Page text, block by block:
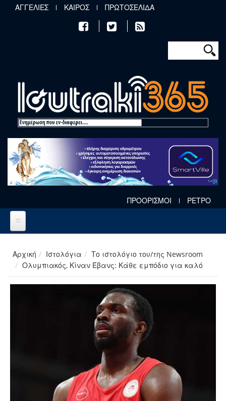
Παράκαμψη προς το κυρίως περιεχόμενο
ΑΓΓΕΛΙΕΣ ΚΑΙΡΟΣ ΠΡΩΤΟΣΕΛΙΔΑ
Φόρμα
Αναζήτηση
ΠΡΟΟΡΙΣΜΟΙ ΡΕΤΡΟ
Αρχική Ιστολόγια
Το ιστολόγιο του/της Newsroom
Ολυμπιακός, Κίναν Έβανς: Κάθε εμπόδιο για καλό